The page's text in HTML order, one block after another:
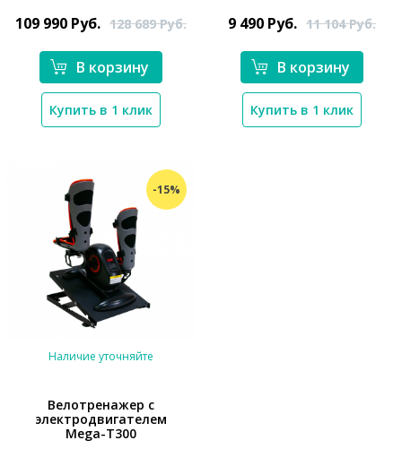
109 990 Руб. 128 689Руб.
В корзину
Купить в 1 клик
9 490 Руб. 11 104Руб.
В корзину
Купить в 1 клик
-15%
*}
Наличие уточняйте
Велотренажер с
электродвигателем
Mega-T300